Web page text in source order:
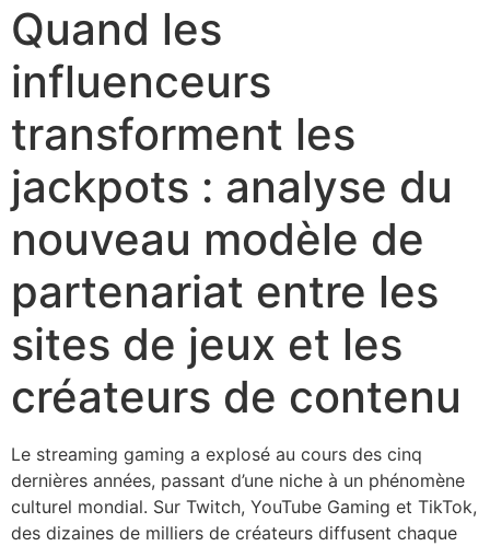
panel
panel
panel
panel
panel
panel
satın al
satın al
panel
panel
panel
panel
Quand les
influenceurs
transforment les
jackpots : analyse du
nouveau modèle de
partenariat entre les
sites de jeux et les
créateurs de contenu
Le streaming gaming a explosé au cours des cinq
dernières années, passant d’une niche à un phénomène
culturel mondial. Sur Twitch, YouTube Gaming et TikTok,
des dizaines de milliers de créateurs diffusent chaque